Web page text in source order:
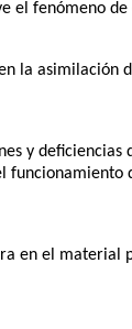
el fenómeno
la
y
funcionamiento
en el material